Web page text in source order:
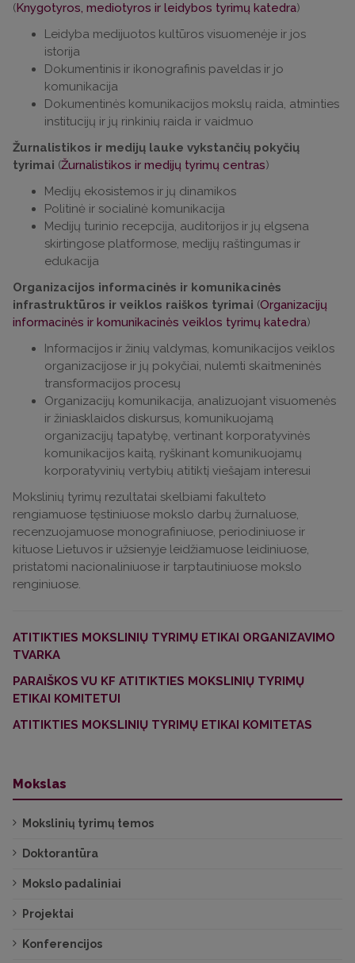
(Knygotyros, mediotyros ir leidybos tyrimų katedra)
Leidyba medijuotos kultūros visuomenėje ir jos
istorija
Dokumentinis ir ikonografinis paveldas ir jo
komunikacija
Dokumentinės komunikacijos mokslų raida, atminties
institucijų ir jų rinkinių raida ir vaidmuo
Žurnalistikos ir medijų lauke vykstančių pokyčių
tyrimai (Žurnalistikos ir medijų tyrimų centras)
Medijų ekosistemos ir jų dinamikos
Politinė ir socialinė komunikacija
Medijų turinio recepcija, auditorijos ir jų elgsena
skirtingose platformose, medijų raštingumas ir
edukacija
Organizacijos informacinės ir komunikacinės
infrastruktūros ir veiklos raiškos tyrimai (Organizacijų
informacinės ir komunikacinės veiklos tyrimų katedra)
Informacijos ir žinių valdymas, komunikacijos veiklos
organizacijose ir jų pokyčiai, nulemti skaitmeninės
transformacijos procesų
Organizacijų komunikacija, analizuojant visuomenės
ir žiniasklaidos diskursus, komunikuojamą
organizacijų tapatybę, vertinant korporatyvinės
komunikacijos kaitą, ryškinant komunikuojamų
korporatyvinių vertybių atitiktį viešajam interesui
Mokslinių tyrimų rezultatai skelbiami fakulteto
rengiamuose tęstiniuose mokslo darbų žurnaluose,
recenzuojamuose monografiniuose, periodiniuose ir
kituose Lietuvos ir užsienyje leidžiamuose leidiniuose,
pristatomi nacionaliniuose ir tarptautiniuose mokslo
renginiuose.
ATITIKTIES MOKSLINIŲ TYRIMŲ ETIKAI ORGANIZAVIMO
TVARKA
PARAIŠKOS VU KF ATITIKTIES MOKSLINIŲ TYRIMŲ
ETIKAI KOMITETUI
ATITIKTIES MOKSLINIŲ TYRIMŲ ETIKAI KOMITETAS
Mokslas
Mokslinių tyrimų temos
Doktorantūra
Mokslo padaliniai
Projektai
Konferencijos